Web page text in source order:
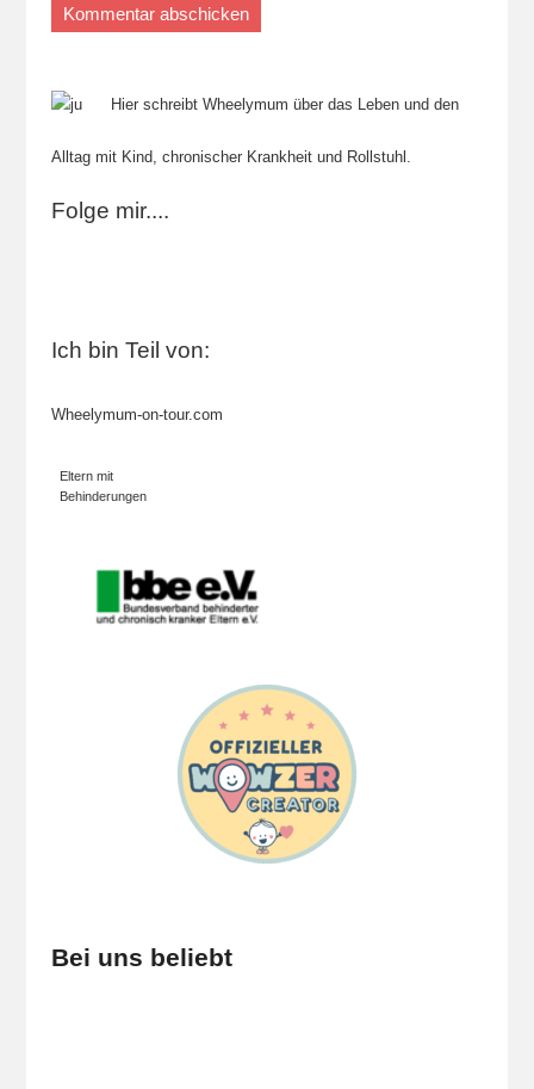
Hier schreibt Wheelymum über das Leben und den
Alltag mit Kind, chronischer Krankheit und Rollstuhl.
Folge mir....
Ich bin Teil von:
Wheelymum-on-tour.com
Eltern mit
Behinderungen
Bei uns beliebt